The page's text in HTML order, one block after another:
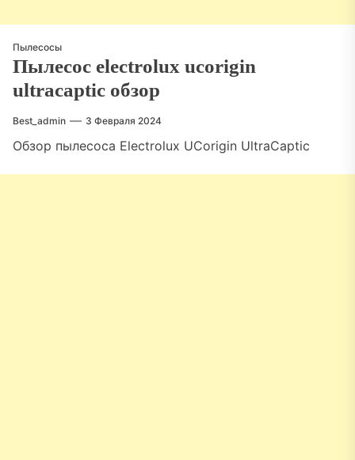
Пылесосы
Пылесос electrolux ucorigin
ultracaptic обзор
Best_admin 3 Февраля 2024
Обзор пылесоса Electrolux UCorigin UltraCaptic